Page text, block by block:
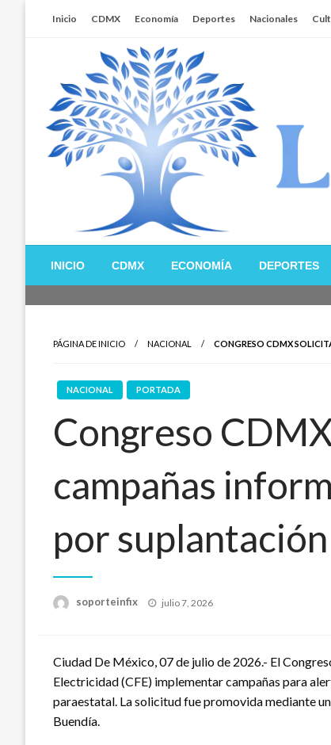
Inicio CDMX Economía Deportes Nacionales
Libertador MX
INICIO CDMX ECONOMÍA DEPORTES
PÁGINA DE INICIO NACIONAL CONGRESO CDMX
NACIONAL PORTADA
Congreso
campañas
por suplantación
soporteinfix
Publicado
julio 7, 2026
Ciudad De México, 07 de julio de 2026.- El
Electricidad (CFE) implementar campañas para
paraestatal. La solicitud fue promovida mediante
Buendía.